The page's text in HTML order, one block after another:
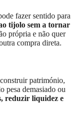
fazer sentido para
tijolo sem a tornar
própria e não quer
compra direta.
património,
pesa demasiado ou
reduzir liquidez e